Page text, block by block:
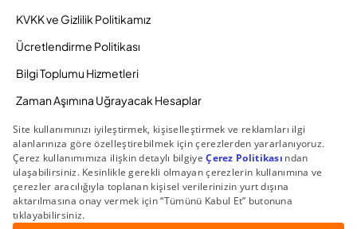
KVKK ve Gizlilik Politikamız
Ücretlendirme Politikası
Bilgi Toplumu Hizmetleri
Zaman Aşımına Uğrayacak Hesaplar
Duyurular ve Kampanyalar
© 2026 Gedik Yatırım Menkul Değerler AŞ. Tüm Hakları